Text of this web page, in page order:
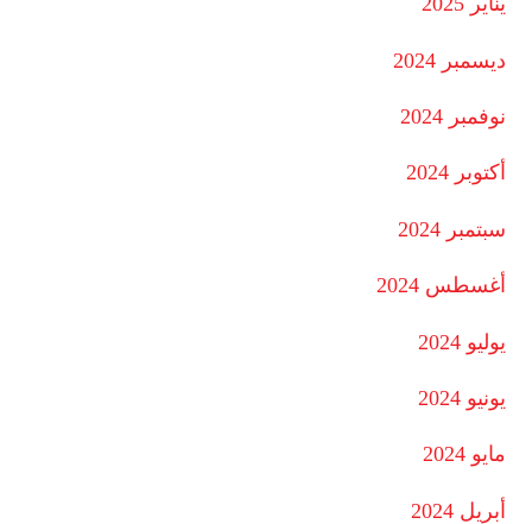
ديسمبر 2024
نوفمبر 2024
أكتوبر 2024
سبتمبر 2024
أغسطس 2024
يوليو 2024
يونيو 2024
مايو 2024
أبريل 2024